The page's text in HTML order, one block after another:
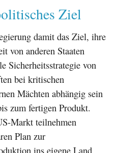
Ziel
damit das Ziel, ihre
von anderen Staaten
Sicherheitsstrategie von
bei kritischen
Mächten abhängig sein
zum fertigen Produkt.
Markt teilnehmen
Plan zur
ins eigene Land